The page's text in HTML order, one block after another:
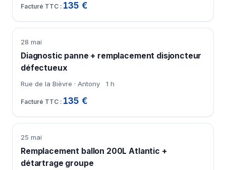
135 €
28 mai
Diagnostic panne + remplacement disjoncteur
défectueux
Rue de la Bièvre · Antony 1 h
135 €
25 mai
Remplacement ballon 200L Atlantic +
détartrage groupe